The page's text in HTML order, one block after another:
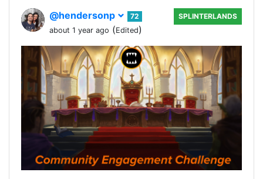
@hendersonp
72
about 1 year ago (Edited)
SPLINTERLANDS